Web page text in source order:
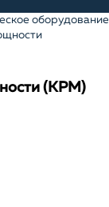
оборудование
(КРМ)